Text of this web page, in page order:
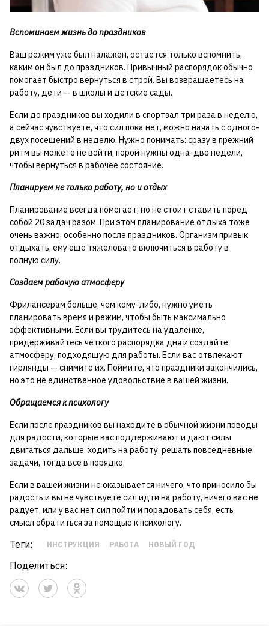
Вспоминаем жизнь до праздников
Ваш режим уже был налажен, остается только вспомнить,
каким он был до праздников. Привычный распорядок обычно
помогает быстро вернуться в строй. Вы возвращаетесь на
работу, дети — в школы и детские сады.
Если до праздников вы ходили в спортзал три раза в неделю,
а сейчас чувствуете, что сил пока нет, можно начать с одного-
двух посещений в неделю. Нужно понимать: сразу в прежний
ритм вы можете не войти, порой нужны одна-две недели,
чтобы вернуться в рабочее состояние.
Планируем не только работу, но и отдых
Планирование всегда помогает, но не стоит ставить перед
собой 20 задач разом. При этом планирование отдыха тоже
очень важно, особенно после праздников. Организм привык
отдыхать, ему еще тяжеловато включиться в работу в
полную силу.
Создаем рабочую атмосферу
Фрилансерам больше, чем кому-либо, нужно уметь
планировать время и режим, чтобы быть максимально
эффективными. Если вы трудитесь на удаленке,
придерживайтесь четкого распорядка дня и создайте
атмосферу, подходящую для работы. Если вас отвлекают
гирлянды — снимите их. Поймите, что праздники закончились,
но это не единственное удовольствие в вашей жизни.
Обращаемся к психологу
Если после праздников вы находите в обычной жизни поводы
для радости, которые вас поддерживают и дают силы
двигаться дальше, ходить на работу, решать повседневные
задачи, тогда все в порядке.
Если в вашей жизни не оказывается ничего, что приносило бы
радость и вы не чувствуете сил идти на работу, ничего вас не
радует, или у вас нет сил пойти и порадовать себя, есть
смысл обратиться за помощью к психологу.
Теги: ИНСТРУКЦИЯ РАБОТА НОВЫЙ ГОД
Поделиться: